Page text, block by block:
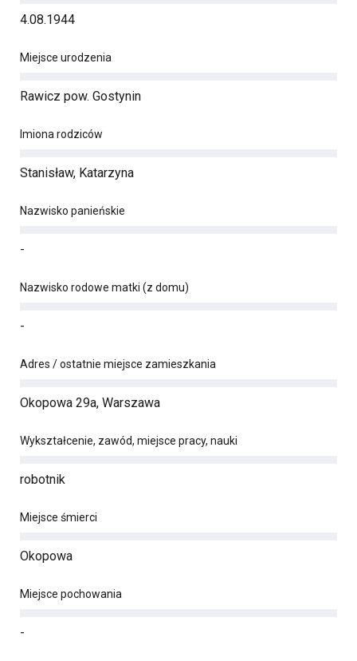
4.08.1944
Miejsce urodzenia
Rawicz pow. Gostynin
Imiona rodziców
Stanisław, Katarzyna
Nazwisko panieńskie
-
Nazwisko rodowe matki (z domu)
-
Adres / ostatnie miejsce zamieszkania
Okopowa 29a, Warszawa
Wykształcenie, zawód, miejsce pracy, nauki
robotnik
Miejsce śmierci
Okopowa
Miejsce pochowania
-